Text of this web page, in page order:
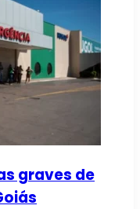
graves de